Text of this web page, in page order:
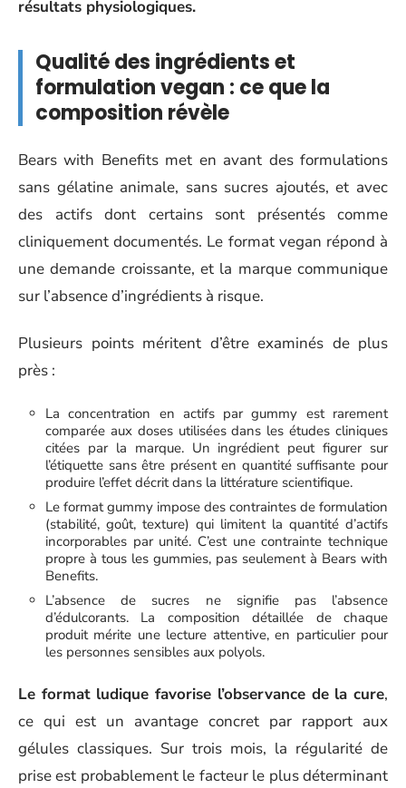
résultats physiologiques.
Qualité des ingrédients et
formulation vegan : ce que la
composition révèle
Bears with Benefits met en avant des formulations
sans gélatine animale, sans sucres ajoutés, et avec
des actifs dont certains sont présentés comme
cliniquement documentés. Le format vegan répond à
une demande croissante, et la marque communique
sur l’absence d’ingrédients à risque.
Plusieurs points méritent d’être examinés de plus
près :
La concentration en actifs par gummy est rarement
comparée aux doses utilisées dans les études cliniques
citées par la marque. Un ingrédient peut figurer sur
l’étiquette sans être présent en quantité suffisante pour
produire l’effet décrit dans la littérature scientifique.
Le format gummy impose des contraintes de formulation
(stabilité, goût, texture) qui limitent la quantité d’actifs
incorporables par unité. C’est une contrainte technique
propre à tous les gummies, pas seulement à Bears with
Benefits.
L’absence de sucres ne signifie pas l’absence
d’édulcorants. La composition détaillée de chaque
produit mérite une lecture attentive, en particulier pour
les personnes sensibles aux polyols.
Le format ludique favorise l’observance de la cure,
ce qui est un avantage concret par rapport aux
gélules classiques. Sur trois mois, la régularité de
prise est probablement le facteur le plus déterminant